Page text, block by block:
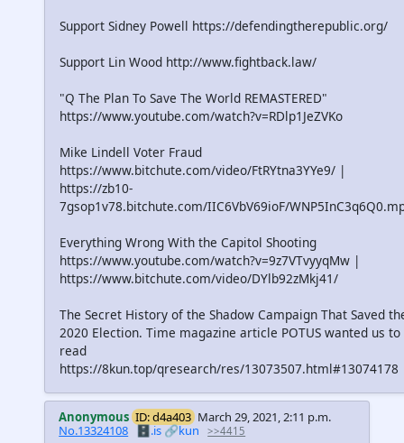
Support Sidney Powell https://defendingtherepublic.org/
Support Lin Wood http://www.fightback.law/
"Q The Plan To Save The World REMASTERED"
https://www.youtube.com/watch?v=RDlp1JeZVKo
Mike Lindell Voter Fraud
https://www.bitchute.com/video/FtRYtna3YYe9/ |
https://zb10-
7gsop1v78.bitchute.com/IIC6VbV69ioF/
Everything Wrong With the Capitol Shooting
https://www.youtube.com/watch?v=9z7VTvyyqMw |
https://www.bitchute.com/video/DYlb92zMkj41/
The Secret History of the Shadow Campaign That Saved
2020 Election. Time magazine article POTUS wanted us to
read
https://8kun.top/qresearch/res/13073507.html#13074178
Anonymous ID: d4a403 March 29, 2021, 2:11 p.m.
No.13324108
🗄️.is 🔗kun >>4415